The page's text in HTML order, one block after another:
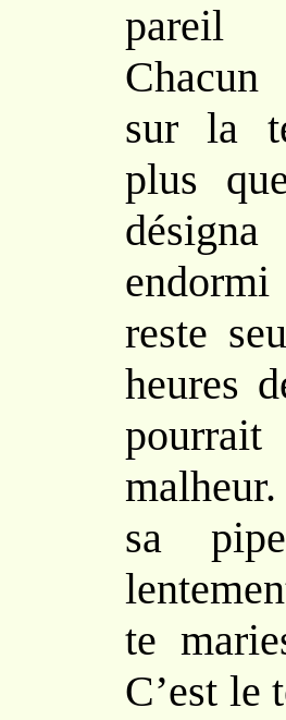
pareil
sur la
plus
reste
heures
pour
malheur.
sa
te
C’est le